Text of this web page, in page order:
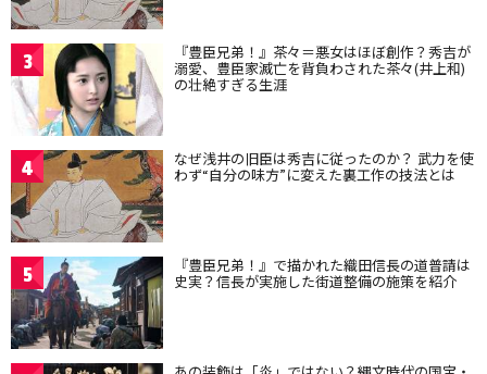
3 『豊臣兄弟！』茶々＝悪女はほぼ創作？秀吉が
溺愛、豊臣家滅亡を背負わされた茶々(井上和)
の壮絶すぎる生涯
4 なぜ浅井の旧臣は秀吉に従ったのか？ 武力を使
わず“自分の味方”に変えた裏工作の技法とは
5 『豊臣兄弟！』で描かれた織田信長の道普請は
史実？信長が実施した街道整備の施策を紹介